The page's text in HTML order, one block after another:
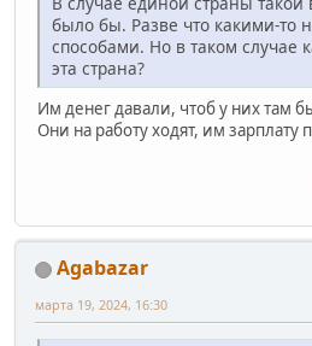
было бы. Разве что какими-то
способами. Но в таком случае
эта страна?
Им денег давали, чтоб у них там
Они на работу ходят, им зарплату
Agabazar
марта 19, 2024, 16:30